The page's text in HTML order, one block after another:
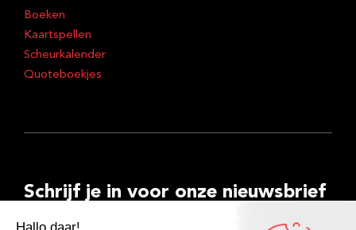
Boeken
Kaartspellen
Scheurkalender
Quoteboekjes
Schrijf je in voor onze nieuwsbrief